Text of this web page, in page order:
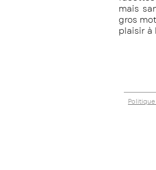
mais
gros
plaisir à